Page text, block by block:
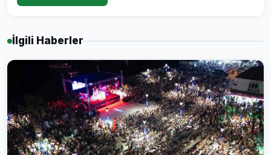
İlgili Haberler